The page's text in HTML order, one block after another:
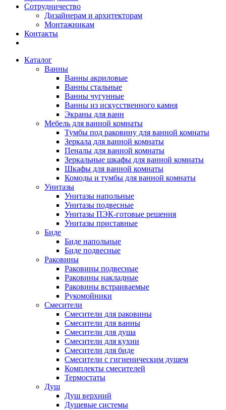
Сотрудничество
Дизайнерам и архитекторам
Монтажникам
Контакты
Каталог
Ванны
Ванны акриловые
Ванны стальные
Ванны чугунные
Ванны из искусственного камня
Экраны для ванн
Мебель для ванной комнаты
Тумбы под раковину для ванной комнаты
Зеркала для ванной комнаты
Пеналы для ванной комнаты
Зеркальные шкафы для ванной комнаты
Шкафы для ванной комнаты
Комоды и тумбы для ванной комнаты
Унитазы
Унитазы напольные
Унитазы подвесные
Унитазы ПЭК-готовые решения
Унитазы приставные
Биде
Биде напольные
Биде подвесные
Раковины
Раковины подвесные
Раковины накладные
Раковины встраиваемые
Рукомойники
Смесители
Смесители для раковины
Смесители для ванны
Смесители для душа
Смесители для кухни
Смесители для биде
Смесители с гигиеническим душем
Комплекты смесителей
Термостаты
Душ
Душ верхний
Душевые системы